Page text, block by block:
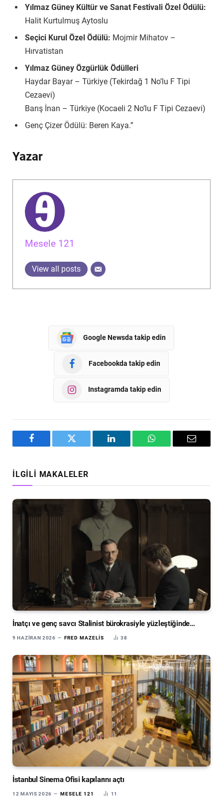
Yılmaz Güney Kültür ve Sanat Festivali Özel Ödülü:
Halit Kurtulmuş Aytoslu
Seçici Kurul Özel Ödülü: Mojmir Mihatov –
Hırvatistan
Yılmaz Güney Özgürlük Ödülleri
Haydar Bayar – Türkiye (Tekirdağ 1 No’lu F Tipi
Cezaevi)
Barış İnan – Türkiye (Kocaeli 2 No’lu F Tipi Cezaevi)
Genç Çizer Ödülü: Beren Kaya.”
Yazar
Mesele 121
View all posts
Google Newsda takip edin
Facebookda takip edin
Instagramda takip edin
Facebook Twitter LinkedIn WhatsAppEmail
İLGILI MAKALELER
İnatçı ve genç savcı Stalinist bürokrasiyle yüzleştiğinde…
9 HAZIRAN 2026 FRED MAZELIS 38
İstanbul Sinema Ofisi kapılarını açtı
12 MAYIS 2026 MESELE 121 11